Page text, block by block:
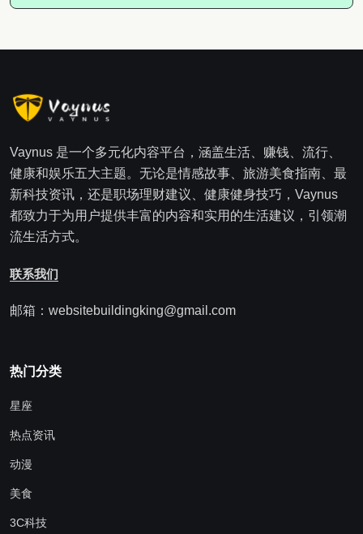
Vaynus 是一个多元化内容平台，涵盖生活、赚钱、流行、
健康和娱乐五大主题。无论是情感故事、旅游美食指南、最
新科技资讯，还是职场理财建议、健康健身技巧，Vaynus
都致力于为用户提供丰富的内容和实用的生活建议，引领潮
流生活方式。
联系我们
邮箱：websitebuildingking@gmail.com
热门分类
星座
热点资讯
动漫
美食
3C科技